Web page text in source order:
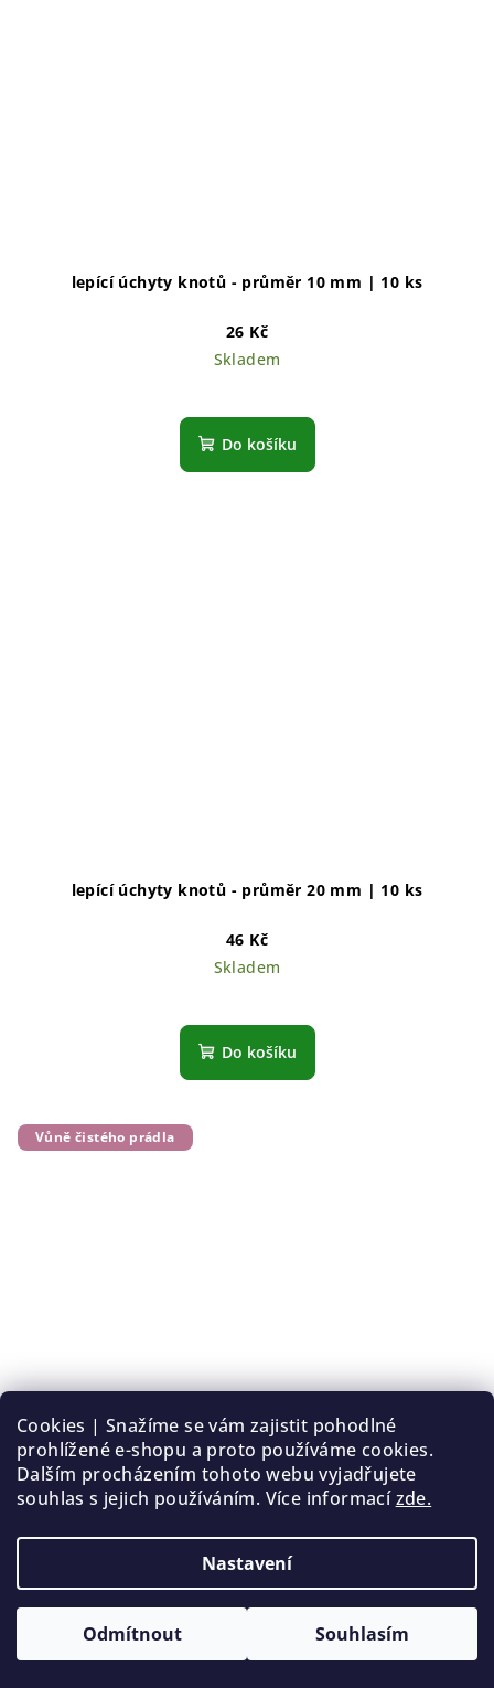
Cookies | Snažíme se vám zajistit pohodlné
prohlížené e-shopu a proto používáme cookies.
Dalším procházením tohoto webu vyjadřujete
souhlas s jejich používáním. Více informacízde.
Nastavení
Odmítnout Souhlasím
lepící úchyty knotů - průměr 10 mm | 10 ks
26 Kč
Skladem
Do košíku
lepící úchyty knotů - průměr 20 mm | 10 ks
46 Kč
Skladem
Do košíku
Vůně čistého prádla
Parfémový olej Bavlna
Skladem
Detail